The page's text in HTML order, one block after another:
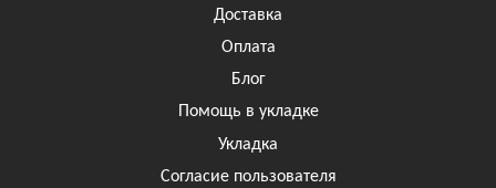
Доставка
Оплата
Блог
Помощь в укладке
Укладка
Согласие пользователя